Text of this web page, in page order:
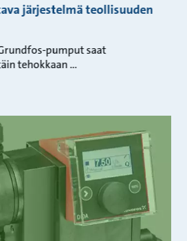
järjestelmä teollisuuden
pumput saat
tehokkaan